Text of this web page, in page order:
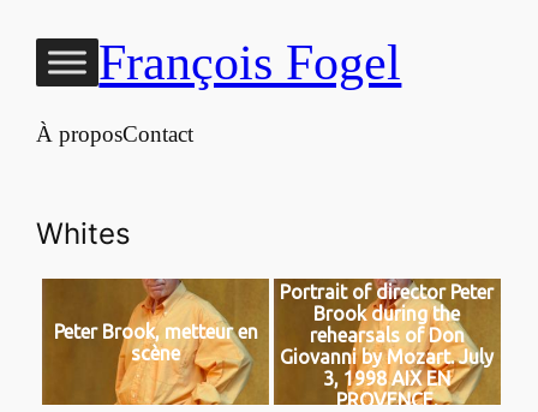
contenu François Fogel
À proposContact
Whites
Peter Brook, metteur en
scène
Portrait of director Peter
Brook during the
rehearsals of Don
Giovanni by Mozart. July
3, 1998 AIX EN
PROVENCE,